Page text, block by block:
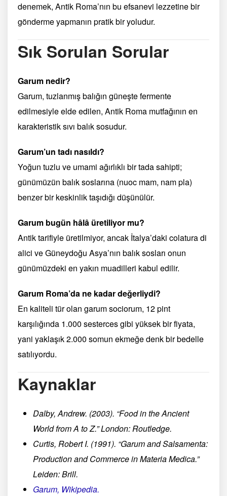
denemek, Antik Roma’nın bu efsanevi lezzetine bir
gönderme yapmanın pratik bir yoludur.
Sık Sorulan Sorular
Garum nedir?
Garum, tuzlanmış balığın güneşte fermente
edilmesiyle elde edilen, Antik Roma mutfağının en
karakteristik sıvı balık sosudur.
Garum’un tadı nasıldı?
Yoğun tuzlu ve umami ağırlıklı bir tada sahipti;
günümüzün balık soslarına (nuoc mam, nam pla)
benzer bir keskinlik taşıdığı düşünülür.
Garum bugün hâlâ üretiliyor mu?
Antik tarifiyle üretilmiyor, ancak İtalya’daki colatura di
alici ve Güneydoğu Asya’nın balık sosları onun
günümüzdeki en yakın muadilleri kabul edilir.
Garum Roma’da ne kadar değerliydi?
En kaliteli tür olan garum sociorum, 12 pint
karşılığında 1.000 sesterces gibi yüksek bir fiyata,
yani yaklaşık 2.000 somun ekmeğe denk bir bedelle
satılıyordu.
Kaynaklar
Dalby, Andrew. (2003). “Food in the Ancient
World from A to Z.” London: Routledge.
Curtis, Robert I. (1991). “Garum and Salsamenta:
Production and Commerce in Materia Medica.”
Leiden: Brill.
Garum, Wikipedia.